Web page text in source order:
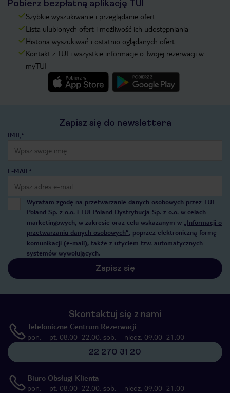
Pobierz bezpłatną aplikację TUI
Szybkie wyszukiwanie i przeglądanie ofert
Lista ulubionych ofert i możliwość ich udostępniania
Historia wyszukiwań i ostatnio oglądanych ofert
Kontakt z TUI i wszystkie informacje o Twojej rezerwacji w
myTUI
Zapisz się do newslettera
IMIĘ*
E-MAIL*
Wyrażam zgodę na przetwarzanie danych osobowych przez TUI
Poland Sp. z o.o. i TUI Poland Dystrybucja Sp. z o.o. w celach
marketingowych, w zakresie oraz celu wskazanym w „Informacji o
przetwarzaniu danych osobowych”, poprzez elektroniczną formę
komunikacji (e-mail), także z użyciem tzw. automatycznych
systemów wywołujących.
Zapisz się
Skontaktuj się z nami
Telefoniczne Centrum Rezerwacji
pon. – pt. 08:00–22:00, sob. – niedz. 09:00–21:00
22 270 31 20
Biuro Obsługi Klienta
pon. – pt. 08:00–22:00, sob. – niedz. 09:00–21:00